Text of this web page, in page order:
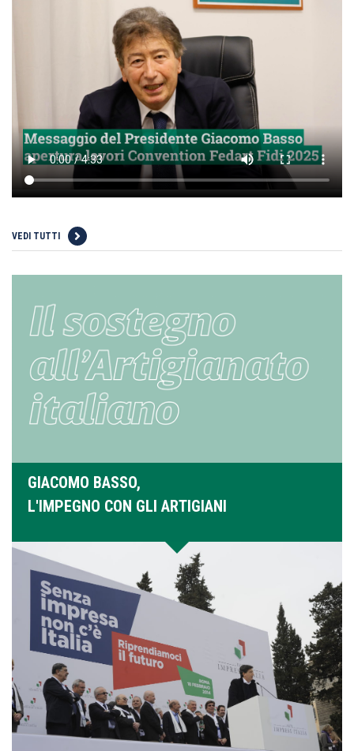
VEDI TUTTI
GIACOMO BASSO,
L'IMPEGNO CON GLI ARTIGIANI